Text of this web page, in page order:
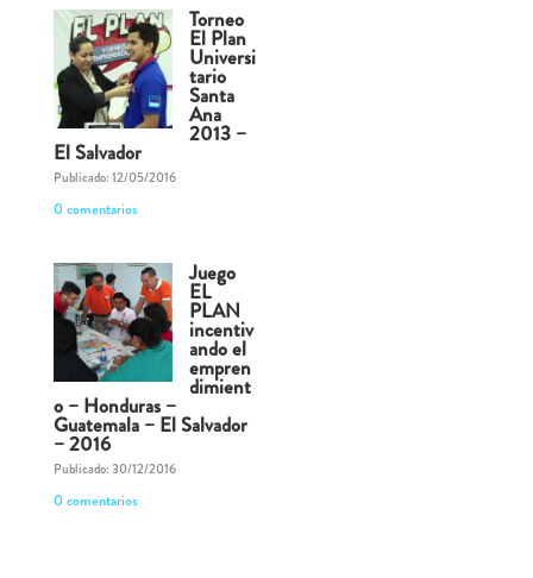
Torneo
El Plan
Universi
tario
Santa
Ana
2013 –
El Salvador
Publicado: 12/05/2016
0 comentarios
Juego
EL
PLAN
incentiv
ando el
empren
dimient
o – Honduras –
Guatemala – El Salvador
– 2016
Publicado: 30/12/2016
0 comentarios